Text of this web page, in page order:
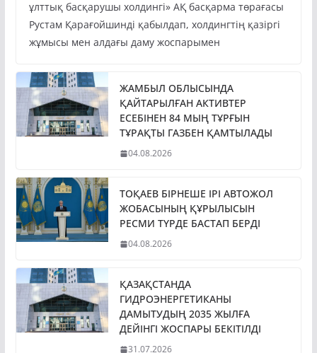
ұлттық басқарушы холдингі» АҚ басқарма төрағасы
Рустам Қарағойшинді қабылдап, холдингтің қазіргі
жұмысы мен алдағы даму жоспарымен
ЖАМБЫЛ ОБЛЫСЫНДА
ҚАЙТАРЫЛҒАН АКТИВТЕР
ЕСЕБІНЕН 84 МЫҢ ТҰРҒЫН
ТҰРАҚТЫ ГАЗБЕН ҚАМТЫЛАДЫ
04.08.2026
ТОҚАЕВ БІРНЕШЕ ІРІ АВТОЖОЛ
ЖОБАСЫНЫҢ ҚҰРЫЛЫСЫН
РЕСМИ ТҮРДЕ БАСТАП БЕРДІ
04.08.2026
ҚАЗАҚСТАНДА
ГИДРОЭНЕРГЕТИКАНЫ
ДАМЫТУДЫҢ 2035 ЖЫЛҒА
ДЕЙІНГІ ЖОСПАРЫ БЕКІТІЛДІ
31.07.2026